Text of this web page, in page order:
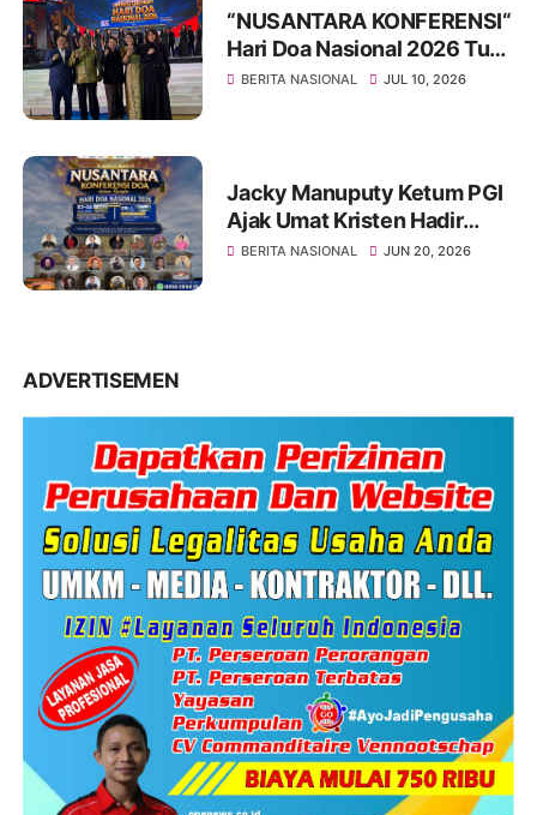
“NUSANTARA KONFERENSI“
Hari Doa Nasional 2026 Tuai
Sukses Di Gelar Di
BERITA NASIONAL JUL 10, 2026
Jacky Manuputy Ketum PGI
Ajak Umat Kristen Hadir
Dalam Konfrensi Doa Di IKN
BERITA NASIONAL JUN 20, 2026
ADVERTISEMEN